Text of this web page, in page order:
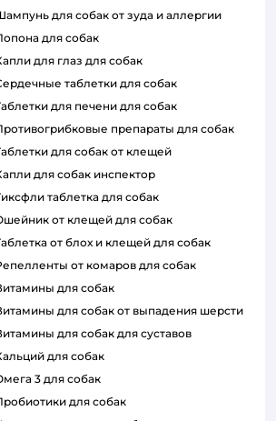
шампунь для собак от зуда и аллергии
попона для собак
капли для глаз для собак
сердечные таблетки для собак
таблетки для печени для собак
противогрибковые препараты для собак
таблетки для собак от клещей
капли для собак инспектор
тиксфли таблетка для собак
ошейник от клещей для собак
таблетка от блох и клещей для собак
репелленты от комаров для собак
витамины для собак
витамины для собак от выпадения шерсти
витамины для собак для суставов
кальций для собак
омега 3 для собак
пробиотики для собак